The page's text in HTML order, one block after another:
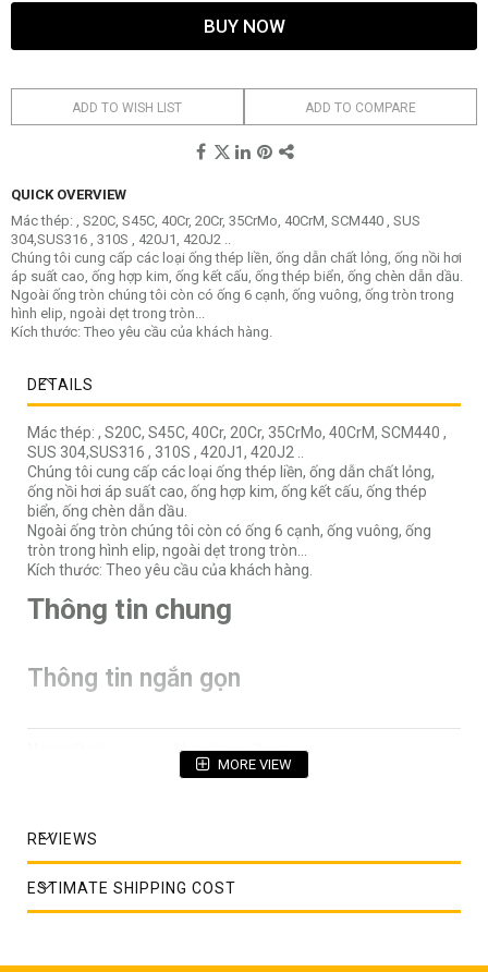
BUY NOW
ADD TO WISH LIST ADD TO COMPARE
QUICK OVERVIEW
Mácthép: , S20C, S45C, 40Cr, 20Cr, 35CrMo, 40CrM, SCM440 , SUS
304,SUS316 , 310S , 420J1, 420J2 ..
Chúng tôi cung cấp các loại ống thép liền, ống dẫn chất lỏng, ống nồi hơi
áp suất cao, ống hợp kim, ống kết cấu, ống thép biển, ống chèn dẫn dầu.
Ngoài ống tròn chúng tôi còn có ống 6 cạnh, ống vuông, ống tròn trong
hình elip, ngoài dẹt trong tròn...
Kích thước: Theo yêu cầu của khách hàng.
DETAILS
Mác thép: , S20C, S45C, 40Cr, 20Cr, 35CrMo, 40CrM, SCM440 ,
SUS 304,SUS316 , 310S , 420J1, 420J2 ..
Chúng tôi cung cấp các loại ống thép liền, ống dẫn chất lỏng,
ống nồi hơi áp suất cao, ống hợp kim, ống kết cấu, ống thép
biển, ống chèn dẫn dầu.
Ngoài ống tròn chúng tôi còn có ống 6 cạnh, ống vuông, ống
tròn trong hình elip, ngoài dẹt trong tròn...
Kích thước: Theo yêu cầu của khách hàng.
Thông tin chung
Thông tin ngắn gọn
Shandong, China
Đặc biệt ống: API ống
Tiêu chuẩn: ASTM
Giấy chứng nhận: ISO9001
MORE VIEW
REVIEWS
ESTIMATE SHIPPING COST